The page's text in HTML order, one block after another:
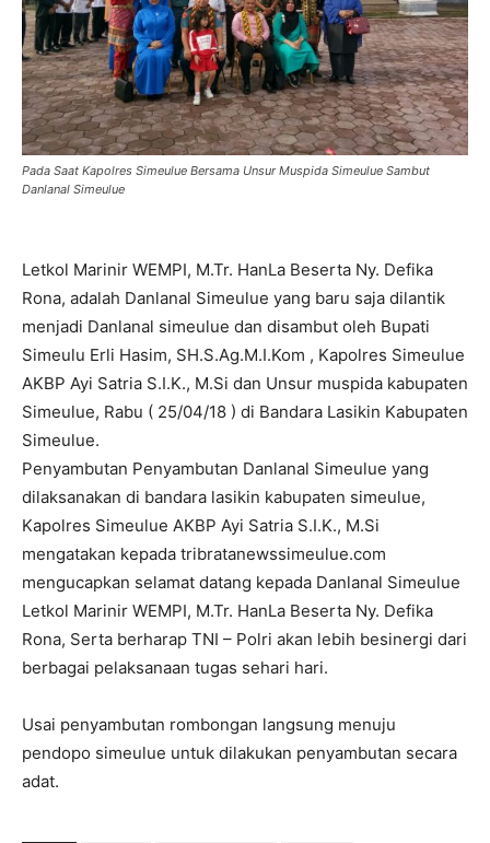
Pada Saat Kapolres Simeulue Bersama Unsur Muspida Simeulue Sambut
Danlanal Simeulue
Letkol Marinir WEMPI, M.Tr. HanLa Beserta Ny. Defika
Rona, adalah Danlanal Simeulue yang baru saja dilantik
menjadi Danlanal simeulue dan disambut oleh Bupati
Simeulu Erli Hasim, SH.S.Ag.M.I.Kom , Kapolres Simeulue
AKBP Ayi Satria S.I.K., M.Si dan Unsur muspida kabupaten
Simeulue, Rabu ( 25/04/18 ) di Bandara Lasikin Kabupaten
Simeulue.
Penyambutan Penyambutan Danlanal Simeulue yang
dilaksanakan di bandara lasikin kabupaten simeulue,
Kapolres Simeulue AKBP Ayi Satria S.I.K., M.Si
mengatakan kepada tribratanewssimeulue.com
mengucapkan selamat datang kepada Danlanal Simeulue
Letkol Marinir WEMPI, M.Tr. HanLa Beserta Ny. Defika
Rona, Serta berharap TNI – Polri akan lebih besinergi dari
berbagai pelaksanaan tugas sehari hari.
Usai penyambutan rombongan langsung menuju
pendopo simeulue untuk dilakukan penyambutan secara
adat.